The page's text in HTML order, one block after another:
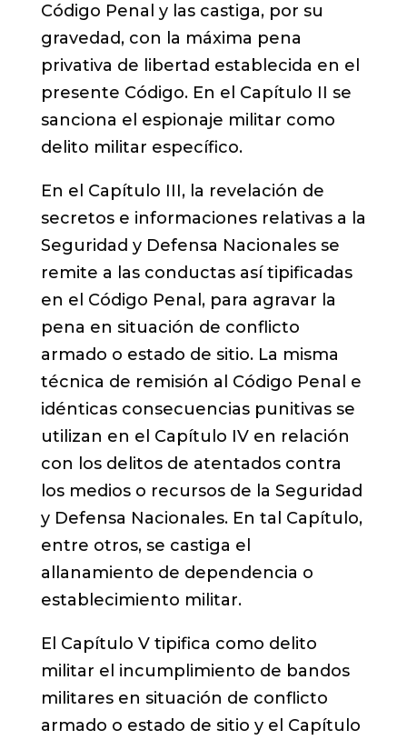
Código Penal y las castiga, por su
gravedad, con la máxima pena
privativa de libertad establecida en el
presente Código. En el Capítulo II se
sanciona el espionaje militar como
delito militar específico.
En el Capítulo III, la revelación de
secretos e informaciones relativas a la
Seguridad y Defensa Nacionales se
remite a las conductas así tipificadas
en el Código Penal, para agravar la
pena en situación de conflicto
armado o estado de sitio. La misma
técnica de remisión al Código Penal e
idénticas consecuencias punitivas se
utilizan en el Capítulo IV en relación
con los delitos de atentados contra
los medios o recursos de la Seguridad
y Defensa Nacionales. En tal Capítulo,
entre otros, se castiga el
allanamiento de dependencia o
establecimiento militar.
El Capítulo V tipifica como delito
militar el incumplimiento de bandos
militares en situación de conflicto
armado o estado de sitio y el Capítulo